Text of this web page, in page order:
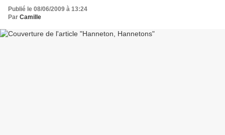
Publié le 08/06/2009 à 13:24
Par Camille